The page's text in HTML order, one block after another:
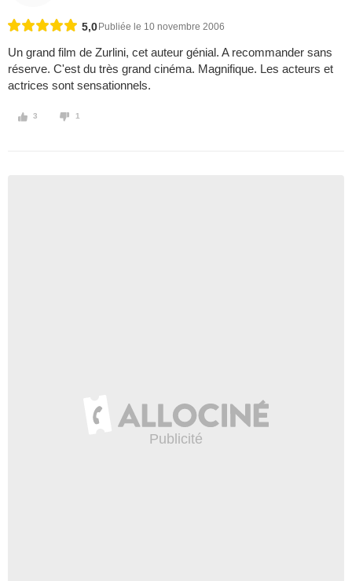
5,0 Publiée le 10 novembre 2006
Un grand film de Zurlini, cet auteur génial. A recommander sans
réserve. C'est du très grand cinéma. Magnifique. Les acteurs et
actrices sont sensationnels.
3 1